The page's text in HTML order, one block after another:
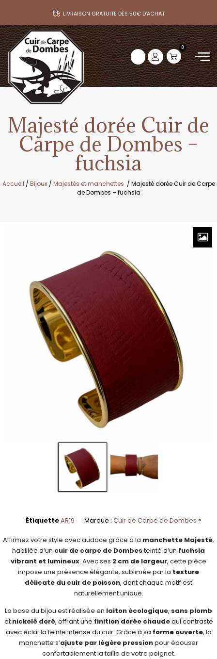
LIVRAISON GRATUITE DÈS 50€ D’ACHAT
0
Majesté dorée Cuir de
Carpe de Dombes –
fuchsia
Accueil / Bijoux/ Majestés et manchettes / Majesté dorée Cuir de Carpe
de Dombes – fuchsia
ÉtiquetteAR19 Marque : Cuir de Carpe de Dombes ®
Affirmez votre style avec audace grâce à la manchette Majesté,
habillée d’un cuir de carpe de Dombesteinté d’un fuchsia
vibrant et lumineux. Avec ses 2 cm de largeur, cette pièce
impose une présence élégante, sublimée par la texture
délicate du cuir de poisson, dont chaque motif est
naturellement unique.
La base du bijou est réalisée en laiton écologique, sans plomb
et nickelé doré, offrant une finition dorée chaudequi contraste
avec éclat la teinte intense du cuir. Grâce à sa forme ouverte, la
manchette s’ajuste par légère pressionpour épouser
confortablement la taille de votre poignet.